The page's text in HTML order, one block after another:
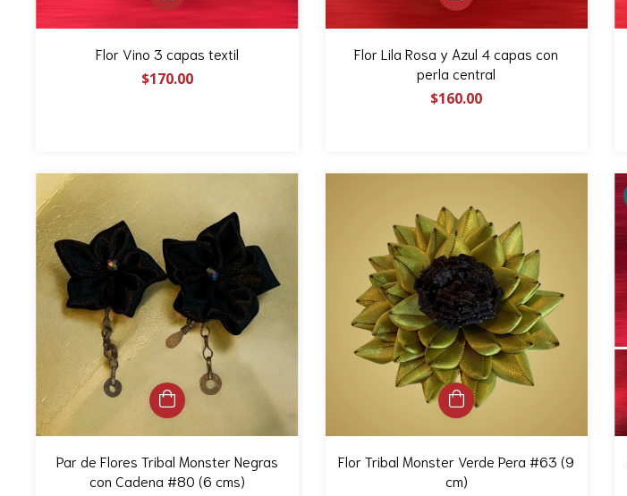
Flor Vino 3 capas textil
$170.00
Flor Lila Rosa y Azul 4 capas con
perla central
$160.00
Par de Flores Tribal Monster Negras
con Cadena #80 (6 cms)
Flor Tribal Monster Verde Pera #63 (9
cm)